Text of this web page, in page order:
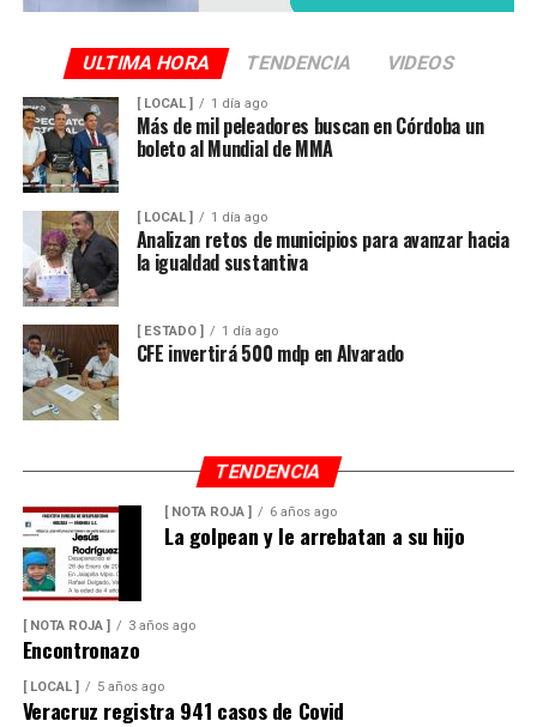
ULTIMA HORA TENDENCIA VIDEOS
[ LOCAL ] 1 día ago
Más de mil peleadores buscan en Córdoba un
boleto al Mundial de MMA
[ LOCAL ] 1 día ago
Analizan retos de municipios para avanzar hacia
la igualdad sustantiva
[ ESTADO ] 1 día ago
CFE invertirá 500 mdp en Alvarado
TENDENCIA
[ NOTA ROJA ] 6 años ago
La golpean y le arrebatan a su hijo
[ NOTA ROJA ] 3 años ago
Encontronazo
[ LOCAL ] 5 años ago
Veracruz registra 941 casos de Covid